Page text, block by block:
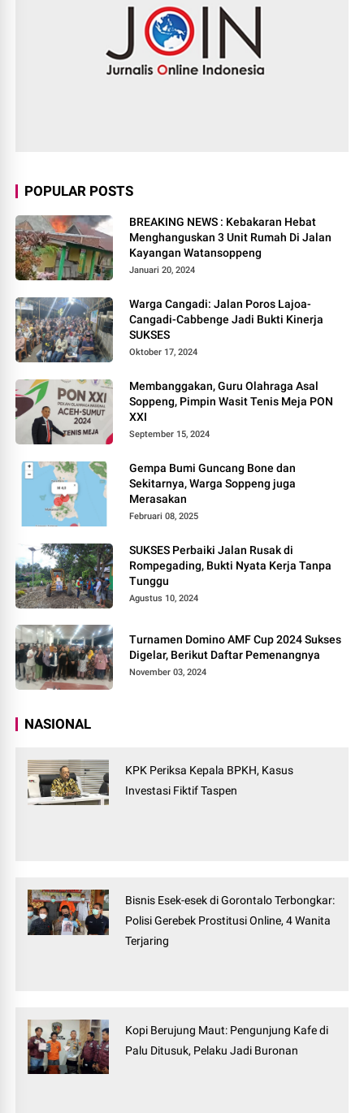
POPULAR POSTS
BREAKING NEWS : Kebakaran Hebat
Menghanguskan 3 Unit Rumah Di Jalan
Kayangan Watansoppeng
Januari 20, 2024
Warga Cangadi: Jalan Poros Lajoa-
Cangadi-Cabbenge Jadi Bukti Kinerja
SUKSES
Oktober 17, 2024
Membanggakan, Guru Olahraga Asal
Soppeng, Pimpin Wasit Tenis Meja PON
XXI
September 15, 2024
Gempa Bumi Guncang Bone dan
Sekitarnya, Warga Soppeng juga
Merasakan
Februari 08, 2025
SUKSES Perbaiki Jalan Rusak di
Rompegading, Bukti Nyata Kerja Tanpa
Tunggu
Agustus 10, 2024
Turnamen Domino AMF Cup 2024 Sukses
Digelar, Berikut Daftar Pemenangnya
November 03, 2024
NASIONAL
KPK Periksa Kepala BPKH, Kasus
Investasi Fiktif Taspen
Bisnis Esek-esek di Gorontalo Terbongkar:
Polisi Gerebek Prostitusi Online, 4 Wanita
Terjaring
Kopi Berujung Maut: Pengunjung Kafe di
Palu Ditusuk, Pelaku Jadi Buronan